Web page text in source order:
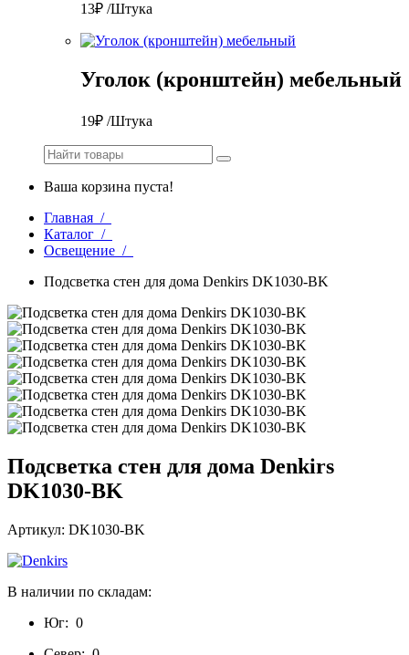
13₽ /Штука
Уголок (кронштейн) мебельный
19₽ /Штука
Ваша корзина пуста!
Главная /
Каталог /
Освещение /
Подсветка стен для дома Denkirs DK1030-BK
Подсветка стен для дома Denkirs
DK1030-BK
Артикул: DK1030-BK
В наличии по складам:
Юг: 0